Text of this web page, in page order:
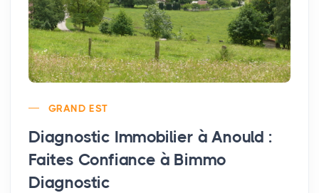
GRAND EST
Diagnostic Immobilier à Anould :
Faites Confiance à Bimmo
Diagnostic